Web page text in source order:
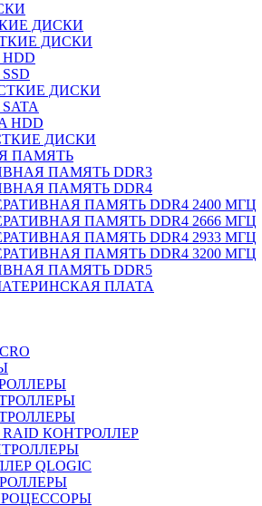
ДИСКИ
ДИСКИ
HDD
ДИСКИ
SATA
HDD
ДИСКИ
ПАМЯТЬ
ПАМЯТЬ DDR3
ПАМЯТЬ DDR4
ПАМЯТЬ DDR4 2400 МГЦ
ПАМЯТЬ DDR4 2666 МГЦ
ПАМЯТЬ DDR4 2933 МГЦ
ПАМЯТЬ DDR4 3200 МГЦ
ПАМЯТЬ DDR5
ПЛАТА
RAID КОНТРОЛЛЕР
QLOGIC